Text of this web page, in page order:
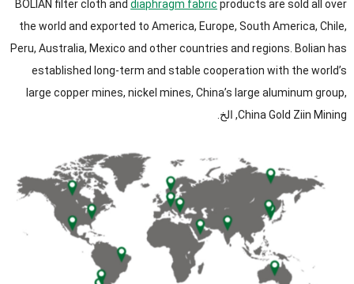
BOLIAN filter cloth and diaphragm fabric products are sold all over
the world and exported to America, Europe,South America,Chile,
Peru,Australia, Mexico and other countries and regions Bolian has
established long-term and stable cooperation with the world’s
large copper mines,nickel mines,China’s large aluminum group,
China Gold Ziin Mining, الخ.